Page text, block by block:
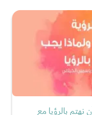
نهتم بالرؤيا مع